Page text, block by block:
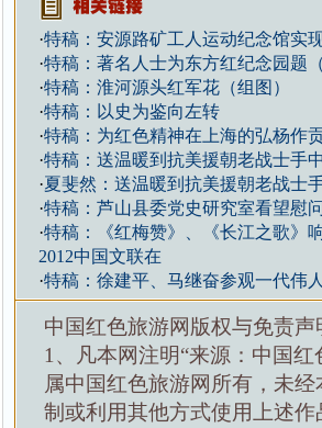
·特稿：安源路矿工人运动纪念馆实
·特稿：著名人士为东方红纪念园题
·特稿：淮河源头红军花（组图）
·特稿：以史为鉴向左转
·特稿：为红色精神在上海的弘杨作
·特稿：送温暖到抗美援朝老战士手中
·夏斐然：送温暖到抗美援朝老战士
·特稿：芦山县委党史研究室看望慰
·特稿：《红梅赞》、《长江之歌》
2012中国文联在
·特稿：徐建平、马继奋参观一代伟
中国红色旅游网版权与免责声
1、凡本网注明“来源：中国
属中国红色旅游网所有，未
制或利用其他方式使用上述